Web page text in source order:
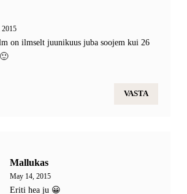
2015
on ilmselt juunikuus juba soojem kui 26
VASTA
Mallukas
May 14, 2015
Eriti hea ju 😀